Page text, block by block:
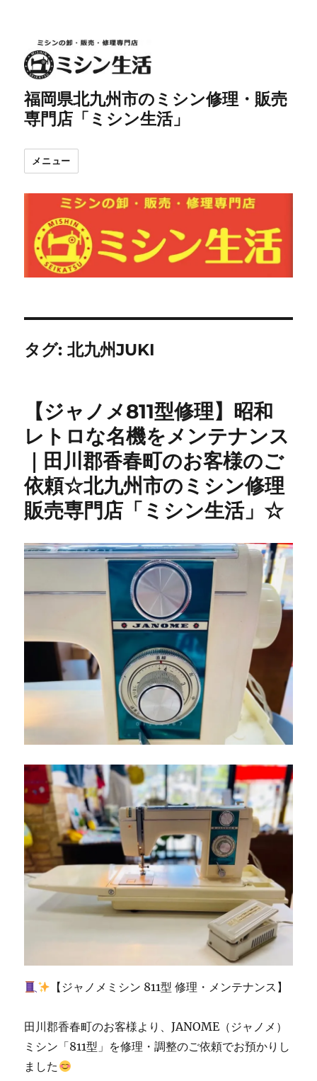
福岡県北九州市のミシン修理・販売
専門店「ミシン生活」
メニュー
タグ:北九州JUKI
【ジャノメ811型修理】昭和
レトロな名機をメンテナンス
｜田川郡香春町のお客様のご
依頼☆北九州市のミシン修理
販売専門店「ミシン生活」☆
【ジャノメミシン 811型 修理・メンテナンス】
田川郡香春町のお客様より、JANOME（ジャノメ）
ミシン「811型」を修理・調整のご依頼でお預かりし
ました